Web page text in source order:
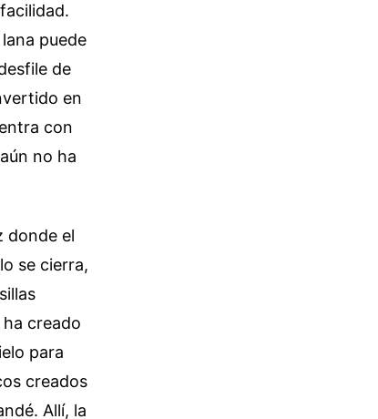
puede
de
en
con
no ha
donde el
se cierra,
creado
para
creados
Allí, la